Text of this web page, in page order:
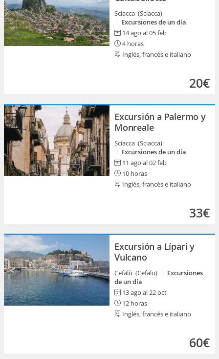
Sciacca (Sciacca)
Excursiones de un día
14 ago al 05 feb
4 horas
Inglés, francés e italiano
20€
Excursión a Palermo y
Monreale
Sciacca (Sciacca)
Excursiones de un día
11 ago al 02 feb
10 horas
Inglés, francés e italiano
33€
Excursión a Lípari y
Vulcano
Cefalù (Cefalu)
Excursiones
de un día
13 ago al 22 oct
12 horas
Inglés, francés e italiano
60€